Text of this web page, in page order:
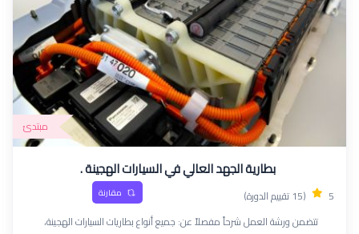
مبتدئ
بطارية الجهد العالي في السيارات الهجينة .
5 (15 تقييم الدورة) مقارنة
تتضمن ورشة العمل شرحاً مفصلاً عن: جميع أنواع بطاريات السيارات الهجينة،